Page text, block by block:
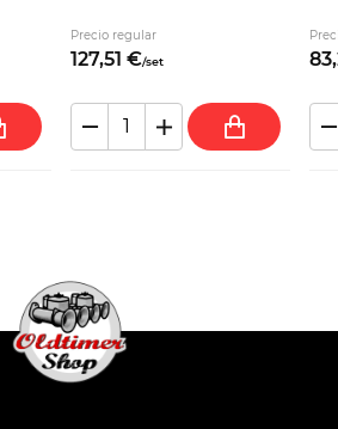
Precio regular
127,51 €/set 83,